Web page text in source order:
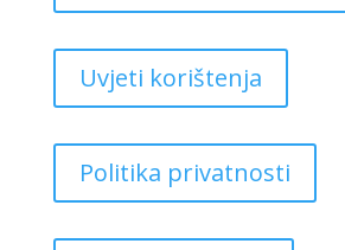
Uvjeti korištenja
Politika privatnosti